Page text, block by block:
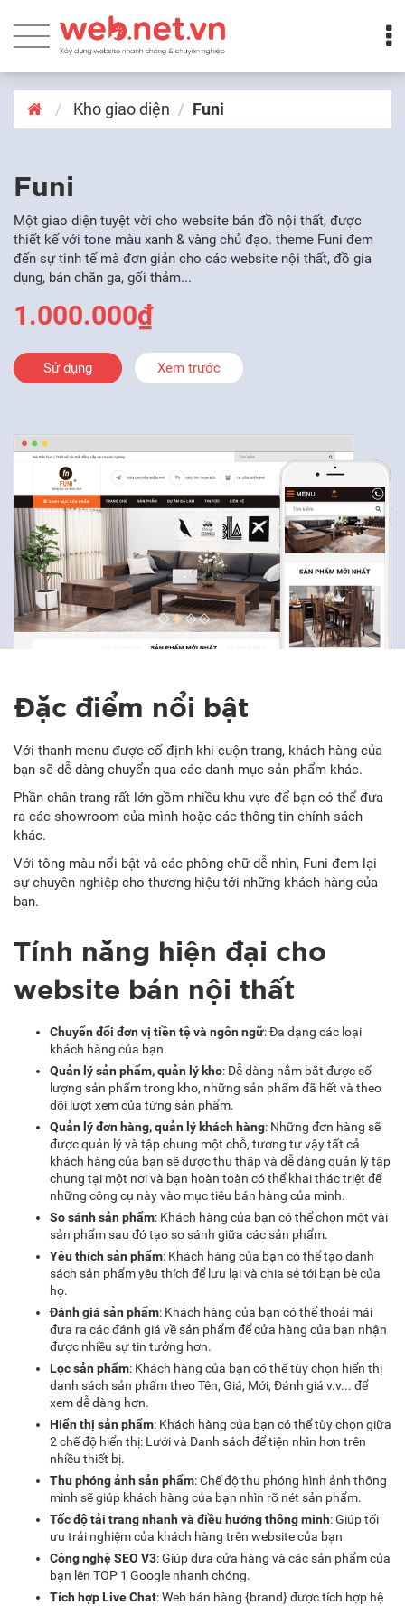
Kho giao diện Funi
Funi
Một giao diện tuyệt vời cho website bán đồ nội thất, được
thiết kế với tone màu xanh & vàng chủ đạo. theme Funi đem
đến sự tinh tế mà đơn giản cho các website nội thất, đồ gia
dụng, bán chăn ga, gối thảm...
1.000.000₫
Sử dụng Xem trước
Đặc điểm nổi bật
Với thanh menu được cố định khi cuộn trang, khách hàng của
bạn sẽ dễ dàng chuyển qua các danh mục sản phẩm khác.
Phần chân trang rất lớn gồm nhiều khu vực để bạn có thể đưa
ra các showroom của mình hoặc các thông tin chính sách
khác.
Với tông màu nổi bật và các phông chữ dễ nhìn, Funi đem lại
sự chuyên nghiệp cho thương hiệu tới những khách hàng của
bạn.
Tính năng hiện đại cho
website bán nội thất
Chuyển đổi đơn vị tiền tệ và ngôn ngữ: Đa dạng các loại
khách hàng của bạn.
Quản lý sản phẩm, quản lý kho: Dễ dàng nắm bắt được số
lượng sản phẩm trong kho, những sản phẩm đã hết và theo
dõi lượt xem của từng sản phẩm.
Quản lý đơn hàng, quản lý khách hàng: Những đơn hàng sẽ
được quản lý và tập chung một chỗ, tương tự vậy tất cả
khách hàng của bạn sẽ được thu thập và dễ dàng quản lý tập
chung tại một nơi và bạn hoàn toàn có thể khai thác triệt để
những công cụ này vào mục tiêu bán hàng của mình.
So sánh sản phẩm: Khách hàng của bạn có thể chọn một vài
sản phẩm sau đó tạo so sánh giữa các sản phẩm.
Yêu thích sản phẩm: Khách hàng của bạn có thể tạo danh
sách sản phẩm yêu thích để lưu lại và chia sẻ tới bạn bè của
họ.
Đánh giá sản phẩm: Khách hàng của bạn có thể thoải mái
đưa ra các đánh giá về sản phẩm để cửa hàng của bạn nhận
được nhiều sự tin tưởng hơn.
Lọc sản phẩm: Khách hàng của bạn có thể tùy chọn hiển thị
danh sách sản phẩm theo Tên, Giá, Mới, Đánh giá v.v... để
xem dễ dàng hơn.
Hiển thị sản phẩm: Khách hàng của bạn có thể tùy chọn giữa
2 chế độ hiển thị: Lưới và Danh sách để tiện nhìn hơn trên
nhiều thiết bị.
Thu phóng ảnh sản phẩm: Chế độ thu phóng hình ảnh thông
minh sẽ giúp khách hàng của bạn nhìn rõ nét sản phẩm.
Tốc độ tải trang nhanh và điều hướng thông minh: Giúp tối
ưu trải nghiệm của khách hàng trên website của bạn
Công nghệ SEO V3: Giúp đưa cửa hàng và các sản phẩm của
bạn lên TOP 1 Google nhanh chóng.
Tích hợp Live Chat: Web bán hàng {brand} được tích hợp hệ